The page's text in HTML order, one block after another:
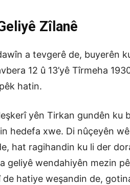
Zîlanê
a tevgerê de, buyerên
12 û 13’yê Tîrmeha
hatin.
yên Tirkan gundên ku
hedefa xwe. Di nûçeyên
hat ragihandin ku li der
geliyê wendahiyên mezin
de hatiye weşandin de,